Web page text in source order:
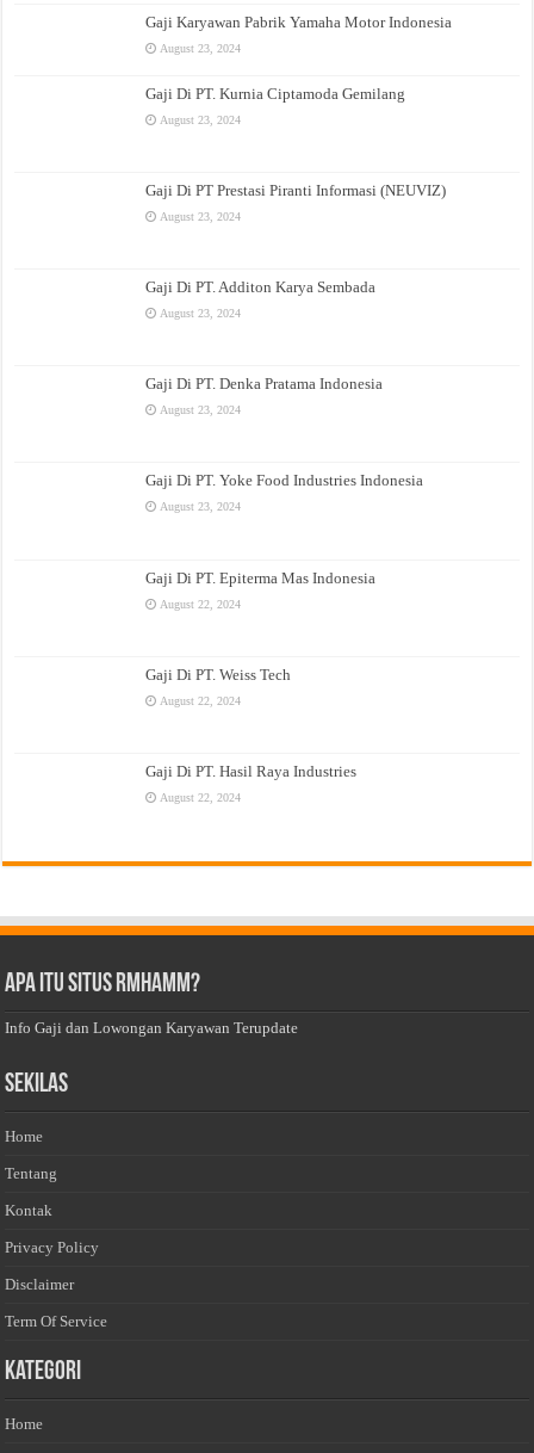
Gaji Karyawan Pabrik Yamaha Motor Indonesia
August 23, 2024
Gaji Di PT. Kurnia Ciptamoda Gemilang
August 23, 2024
Gaji Di PT Prestasi Piranti Informasi (NEUVIZ)
August 23, 2024
Gaji Di PT. Additon Karya Sembada
August 23, 2024
Gaji Di PT. Denka Pratama Indonesia
August 23, 2024
Gaji Di PT. Yoke Food Industries Indonesia
August 23, 2024
Gaji Di PT. Epiterma Mas Indonesia
August 22, 2024
Gaji Di PT. Weiss Tech
August 22, 2024
Gaji Di PT. Hasil Raya Industries
August 22, 2024
Apa Itu Situs Rmhamm?
Info Gaji dan Lowongan Karyawan Terupdate
Sekilas
Home
Tentang
Kontak
Privacy Policy
Disclaimer
Term Of Service
Kategori
Home